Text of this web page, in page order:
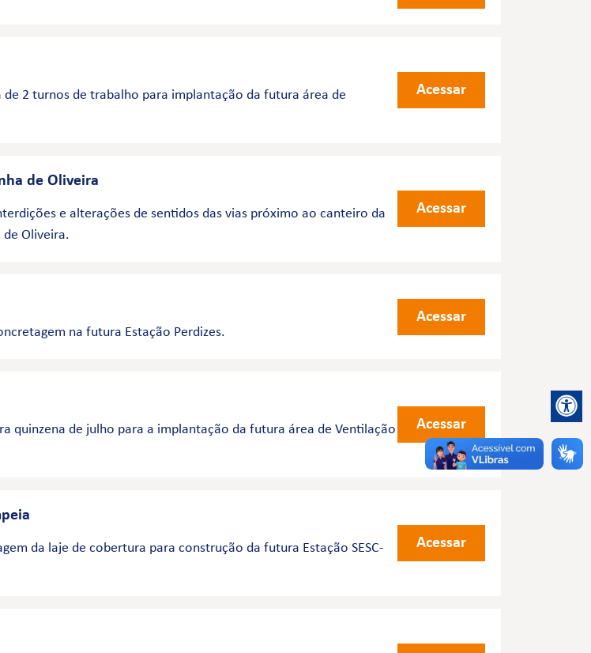
2 turnos de trabalho para implantação da futura área de
Acessar
de Oliveira
e alterações de sentidos das vias próximo ao canteiro da
de Oliveira.
Acessar
na futura Estação Perdizes.
Acessar
quinzena de julho para a implantação da futura área de Ventilação
Acessar
da laje de cobertura para construção da futura Estação SESC-
Acessar